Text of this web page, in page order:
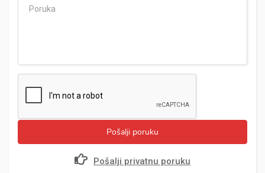
Pošalji poruku
Pošalji privatnu poruku